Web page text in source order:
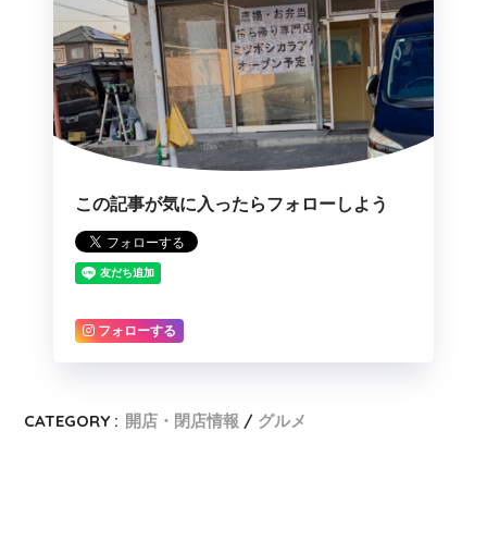
この記事が気に入ったらフォローしよう
フォローする
CATEGORY : 開店・閉店情報 グルメ